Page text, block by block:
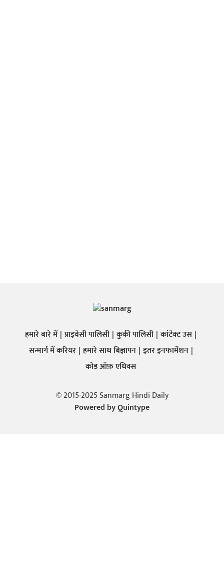
हमारे बारे में प्राइवेसी पालिसी कुकी पालिसी कांटेक्ट उस
सन्मार्ग में करियर हमारे साथ बिज्ञापन इतर इनफार्मेशन
कोड ऑफ़ एथिक्स
© 2015-2025 Sanmarg Hindi Daily
Powered byQuintype